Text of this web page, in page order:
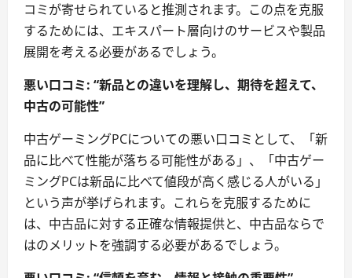
コミが寄せられていると推測されます。この点を克服
するためには、エキスパート層向けのサービスや製品
展開を考える必要があるでしょう。
悪い口コミ: “新品との違いを理解し、期待を超えて、
中古の可能性”
中古ゲーミングPCについての悪い口コミとして、「新
品に比べて性能が落ちる可能性がある」、「中古ゲー
ミングPCは新品に比べて値段が高く感じる人がいる」
という声が挙げられます。これらを克服するために
は、中古品に対する正確な情報提供と、中古品ならで
はのメリットを強調する必要があるでしょう。